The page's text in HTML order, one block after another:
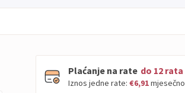
Plaćanje na rate do 12 rata
Iznos jedne rate: €6,91mjesečno